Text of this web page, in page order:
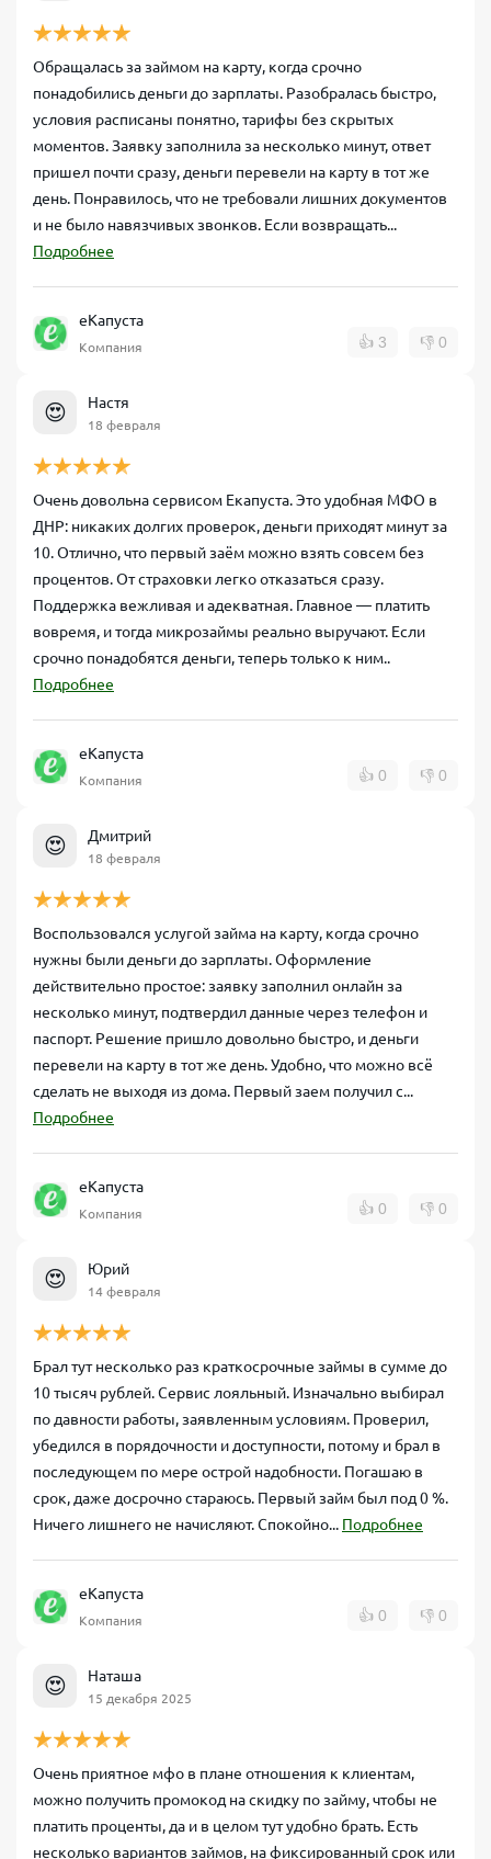
Обращалась за займом на карту, когда срочно
понадобились деньги до зарплаты. Разобралась быстро,
условия расписаны понятно, тарифы без скрытых
моментов. Заявку заполнила за несколько минут, ответ
пришел почти сразу, деньги перевели на карту в тот же
день. Понравилось, что не требовали лишних документов
и не было навязчивых звонков. Если возвращать...
Подробнее
еКапуста
Компания 👍 3 👎 0
😍 Настя
18 февраля
Очень довольна сервисом Екапуста. Это удобная МФО в
ДНР: никаких долгих проверок, деньги приходят минут за
10. Отлично, что первый заём можно взять совсем без
процентов. От страховки легко отказаться сразу.
Поддержка вежливая и адекватная. Главное — платить
вовремя, и тогда микрозаймы реально выручают. Если
срочно понадобятся деньги, теперь только к ним..
Подробнее
еКапуста
Компания 👍 0 👎 0
😍 Дмитрий
18 февраля
Воспользовался услугой займа на карту, когда срочно
нужны были деньги до зарплаты. Оформление
действительно простое: заявку заполнил онлайн за
несколько минут, подтвердил данные через телефон и
паспорт. Решение пришло довольно быстро, и деньги
перевели на карту в тот же день. Удобно, что можно всё
сделать не выходя из дома. Первый заем получил с...
Подробнее
еКапуста
Компания 👍 0 👎 0
😍 Юрий
14 февраля
Брал тут несколько раз краткосрочные займы в сумме до
10 тысяч рублей. Сервис лояльный. Изначально выбирал
по давности работы, заявленным условиям. Проверил,
убедился в порядочности и доступности, потому и брал в
последующем по мере острой надобности. Погашаю в
срок, даже досрочно стараюсь. Первый займ был под 0 %.
Ничего лишнего не начисляют. Спокойно... Подробнее
еКапуста
Компания 👍 0 👎 0
😍 Наташа
15 декабря 2025
Очень приятное мфо в плане отношения к клиентам,
можно получить промокод на скидку по займу, чтобы не
платить проценты, да и в целом тут удобно брать. Есть
несколько вариантов займов, на фиксированный срок или